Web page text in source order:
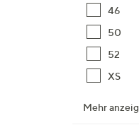
46
50
52
XS
Mehr